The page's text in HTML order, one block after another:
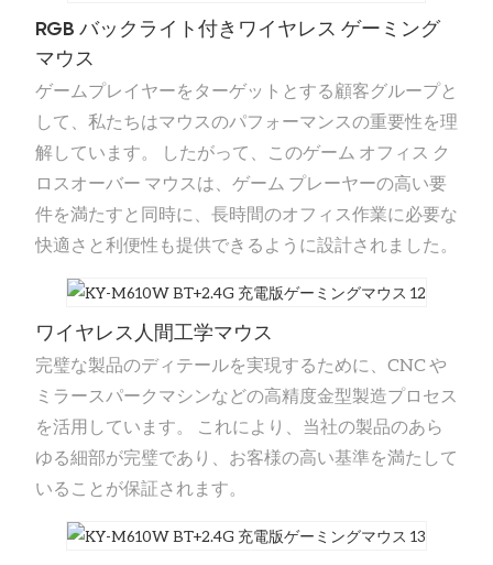
RGB バックライト付きワイヤレス ゲーミング
マウス
ゲームプレイヤーをターゲットとする顧客グループと
して、私たちはマウスのパフォーマンスの重要性を理
解しています。 したがって、このゲーム オフィス ク
ロスオーバー マウスは、ゲーム プレーヤーの高い要
件を満たすと同時に、長時間のオフィス作業に必要な
快適さと利便性も提供できるように設計されました。
ワイヤレス人間工学マウス
完璧な製品のディテールを実現するために、CNC や
ミラースパークマシンなどの高精度金型製造プロセス
を活用しています。 これにより、当社の製品のあら
ゆる細部が完璧であり、お客様の高い基準を満たして
いることが保証されます。